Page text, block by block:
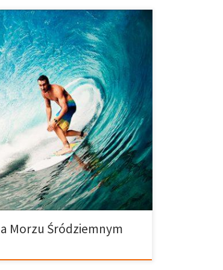
zapewnioną świetną zabawę?
Znajdują się tutaj parki wodne,
egzotyczne zwierzęta i
i plaże, które pokochasz… Idealne
. Region Walencja posiada
Morzu Śródziemnym